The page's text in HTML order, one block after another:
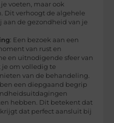
voeten, maar ook
Dit verhoogt de algehele
aan de gezondheid van je
: Een bezoek aan een
van rust en
en uitnodigende sfeer van
je om volledig te
van de behandeling.
een diepgaand begrip
hebben. Dit betekent dat
dat perfect aansluit bij